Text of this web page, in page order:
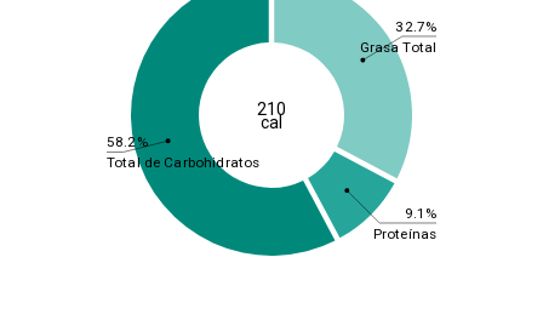
32.7%
9.1%
58.2%
Grasa Total
Proteínas
Total de Carbohidratos
210
cal